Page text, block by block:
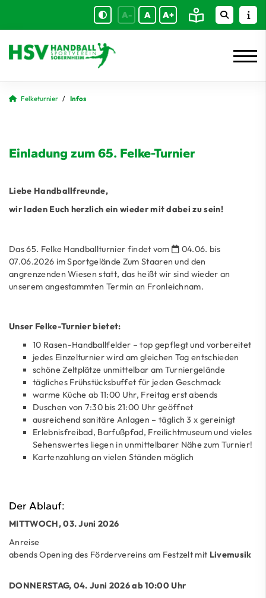
A- A A+
Felketurnier Infos
Einladung zum 65. Felke-Turnier
Liebe Handballfreunde,
wir laden Euch herzlich ein wieder mit dabei zu sein!
Das 65. Felke Handballturnier findet vom
04.06. bis
07.06.2026 im Sportgelände Zum Staaren und den
angrenzenden Wiesen statt, das heißt wir sind wieder an
unserem angestammten Termin an Fronleichnam.
Unser Felke-Turnier bietet:
10 Rasen-Handballfelder – top gepflegt und vorbereitet
jedes Einzelturnier wird am gleichen Tag entschieden
schöne Zeltplätze unmittelbar am Turniergelände
tägliches Frühstücksbuffet für jeden Geschmack
warme Küche ab 11:00 Uhr, Freitag erst abends
Duschen von 7:30 bis 21:00 Uhr geöffnet
ausreichend sanitäre Anlagen – täglich 3 x gereinigt
Erlebnisfreibad, Barfußpfad, Freilichtmuseum und vieles
Sehenswertes liegen in unmittelbarer Nähe zum Turnier!
Kartenzahlung an vielen Ständen möglich
Der Ablauf:
MITTWOCH, 03. Juni 2026
Anreise
abends Opening des Fördervereins am Festzelt mit Livemusik
DONNERSTAG, 04. Juni 2026 ab 10:00 Uhr